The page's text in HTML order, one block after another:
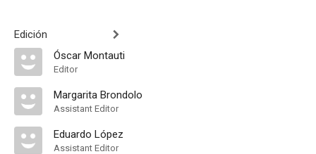
Edición
Óscar Montauti
Editor
Margarita Brondolo
Assistant Editor
Eduardo López
Assistant Editor